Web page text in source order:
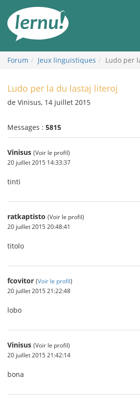
contenu
Forum Jeux linguistiques Ludo per
Ludo per la du lastaj literoj
de Vinisus, 14 juillet 2015
Messages : 5815
Vinisus (Voir le profil)
20 juillet 2015 14:33:37
tinti
ratkaptisto (Voir le profil)
20 juillet 2015 20:48:41
titolo
fcovitor (Voir le profil)
20 juillet 2015 21:22:48
lobo
Vinisus (Voir le profil)
20 juillet 2015 21:42:14
bona